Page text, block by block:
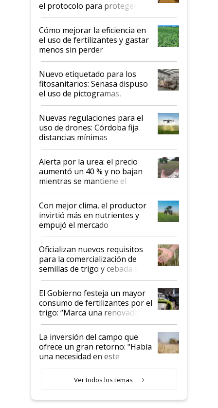
el protocolo para proteger la
propiedad intelectual
Cómo mejorar la eficiencia en
el uso de fertilizantes y gastar
menos sin perder
productividad en la campaña
fina
Nuevo etiquetado para los
fitosanitarios: Senasa dispuso
el uso de pictogramas,
palabras de advertencia e
indicaciones
Nuevas regulaciones para el
uso de drones: Córdoba fija
distancias mínimas
Alerta por la urea: el precio
aumentó un 40 % y no bajan
mientras se mantiene el
conflicto en Medio Oriente
Con mejor clima, el productor
invirtió más en nutrientes y
empujó el mercado
Oficializan nuevos requisitos
para la comercialización de
semillas de trigo y cebada a
granel
El Gobierno festeja un mayor
consumo de fertilizantes por el
trigo: “Marca una renovada
confianza de los productores”
La inversión del campo que
ofrece un gran retorno: "Había
una necesidad en este
Ver todos los temas